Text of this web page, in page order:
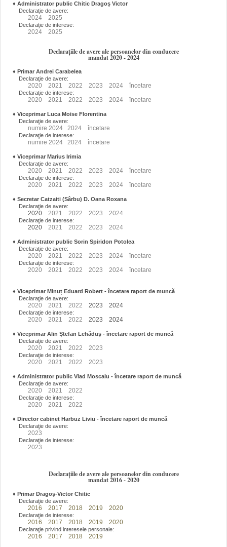
♦ Administrator public Chitic Dragoș Victor
Declaraţie de avere:
2024 2025
Declaraţie de interese:
2024 2025
Declarațiile de avere ale persoanelor din conducere
mandat 2020 - 2024
♦ Primar Andrei Carabelea
Declaraţie de avere:
2020 2021 2022 2023 2024 încetare
Declaraţie de interese:
2020 2021 2022 2023 2024 încetare
♦ Viceprimar Luca Moise Florentina
Declaraţie de avere:
numire 2024 2024 încetare
Declaraţie de interese:
numire 2024 2024 încetare
♦ Viceprimar Marius Irimia
Declaraţie de avere:
2020 2021 2022 2023 2024 încetare
Declaraţie de interese:
2020 2021 2022 2023 2024 încetare
♦ Secretar Catzaiti (Sârbu) D. Oana Roxana
Declaraţie de avere:
2020 2021 2022 2023 2024
Declaraţie de interese:
2020 2021 2022 2023 2024
♦ Administrator public Sorin Spiridon Potolea
Declaraţie de avere:
2020 2021 2022 2023 2024 încetare
Declaraţie de interese:
2020 2021 2022 2023 2024 încetare
♦ Viceprimar Minuț Eduard Robert - încetare raport de muncă
Declaraţie de avere:
2020 2021 2022 2023 2024
Declaraţie de interese:
2020 2021 2022 2023 2024
♦ Viceprimar Alin Ștefan Lehăduș - încetare raport de muncă
Declaraţie de avere:
2020 2021 2022 2023
Declaraţie de interese:
2020 2021 2022 2023
♦ Administrator public Vlad Moscalu - încetare raport de muncă
Declaraţie de avere:
2020 2021 2022
Declaraţie de interese:
2020 2021 2022
♦ Director cabinet Harbuz Liviu - încetare raport de muncă
Declaraţie de avere:
2023
Declaraţie de interese:
2023
Declarațiile de avere ale persoanelor din conducere
mandat 2016 - 2020
♦ Primar Dragoş-Victor Chitic
Declaraţie de avere:
2016 2017 2018 2019 2020
Declaraţie de interese:
2016 2017 2018 2019 2020
Declaraţie privind interesele personale:
2016 2017 2018 2019